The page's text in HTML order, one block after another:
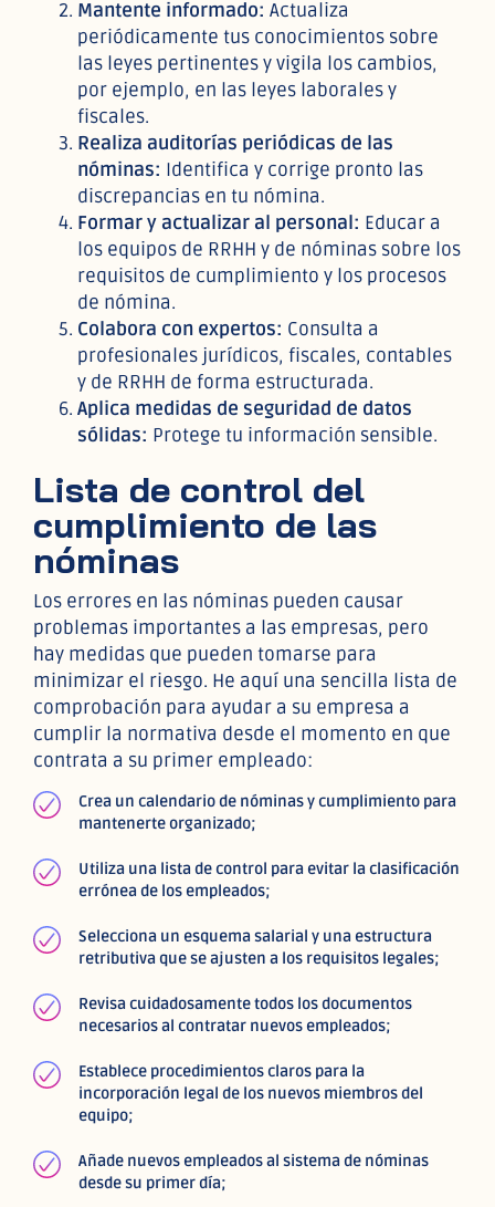
Mantente informado: Actualiza
periódicamente tus conocimientos sobre
las leyes pertinentes y vigila los cambios,
por ejemplo, en las leyes laborales y
fiscales.
Realiza auditorías periódicas de las
nóminas: Identifica y corrige pronto las
discrepancias en tu nómina.
Formar y actualizar al personal: Educar a
los equipos de RRHH y de nóminas sobre los
requisitos de cumplimiento y los procesos
de nómina.
Colabora con expertos: Consulta a
profesionales jurídicos, fiscales, contables
y de RRHH de forma estructurada.
Aplica medidas de seguridad de datos
sólidas: Protege tu información sensible.
Lista de control del
cumplimiento de las
nóminas
Los errores en las nóminas pueden causar
problemas importantes a las empresas, pero
hay medidas que pueden tomarse para
minimizar el riesgo. He aquí una sencilla lista de
comprobación para ayudar a su empresa a
cumplir la normativa desde el momento en que
contrata a su primer empleado:
Crea un calendario de nóminas y cumplimiento para
mantenerte organizado;
Utiliza una lista de control para evitar la clasificación
errónea de los empleados;
Selecciona un esquema salarial y una estructura
retributiva que se ajusten a los requisitos legales;
Revisa cuidadosamente todos los documentos
necesarios al contratar nuevos empleados;
Establece procedimientos claros para la
incorporación legal de los nuevos miembros del
equipo;
Añade nuevos empleados al sistema de nóminas
desde su primer día;